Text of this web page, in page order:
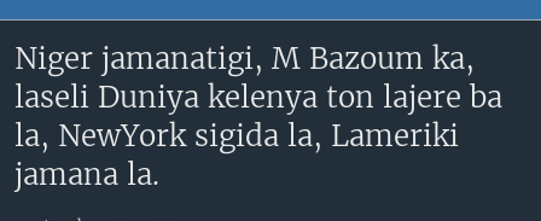
principale
Retour
recherche
AN BA FO!
FARAFINA FOLI
Learning English
SUIVEZ-NOUS
Niger jamanatigi, M Bazoum ka,
laseli Duniya kelenya ton lajere ba
la, NewYork sigida la, Lameriki
jamana la.